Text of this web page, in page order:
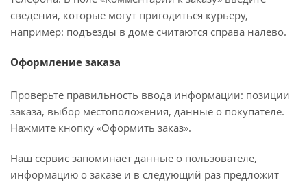
сведения, которые могут пригодиться курьеру,
например: подъезды в доме считаются справа налево.
Оформление заказа
Проверьте правильность ввода информации: позиции
заказа, выбор местоположения, данные о покупателе.
Нажмите кнопку «Оформить заказ».
Наш сервис запоминает данные о пользователе,
информацию о заказе и в следующий раз предложит